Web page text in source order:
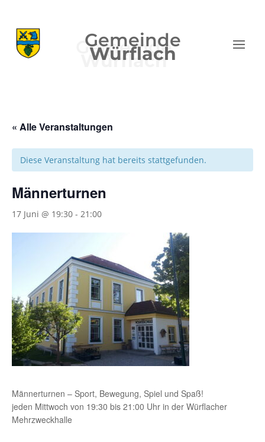
Gemeinde
Würflach
« Alle Veranstaltungen
Diese Veranstaltung hat bereits stattgefunden.
Männerturnen
17 Juni @ 19:30 - 21:00
Männerturnen – Sport, Bewegung, Spiel und Spaß!
jeden Mittwoch von 19:30 bis 21:00 Uhr in der Würflacher
Mehrzweckhalle